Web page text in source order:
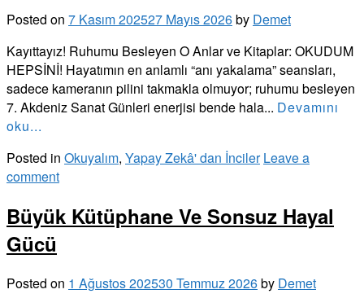
Posted on 7 Kasım 202527 Mayıs 2026by Demet
Kayıttayız! Ruhumu Besleyen O Anlar ve Kitaplar: OKUDUM
HEPSİNİ! Hayatımın en anlamlı “anı yakalama” seansları,
sadece kameranın pilini takmakla olmuyor; ruhumu besleyen
7. Akdeniz Sanat Günleri enerjisi bende hala... Devamını
oku...
Posted in Okuyalım, Yapay Zekâ' dan İnciler Leave a
comment
Büyük Kütüphane Ve Sonsuz Hayal
Gücü
Posted on 1 Ağustos 202530 Temmuz 2026by Demet